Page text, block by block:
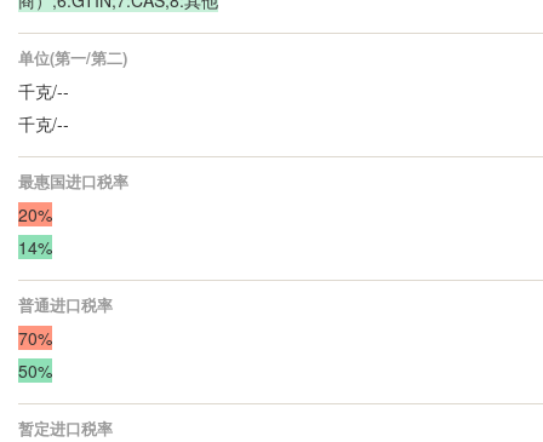
单位(第一/第二)
千克/--
千克/--
最惠国进口税率
20%
14%
普通进口税率
70%
50%
暂定进口税率